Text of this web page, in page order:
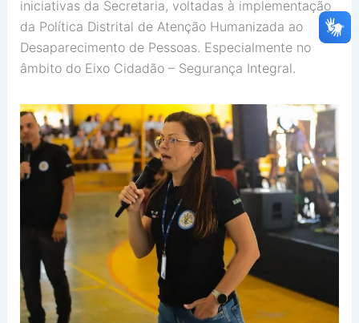
iniciativas da Secretaria, voltadas à implementação
da Política Distrital de Atenção Humanizada ao
Desaparecimento de Pessoas. Especialmente no
âmbito do Eixo Cidadão – Segurança Integral.